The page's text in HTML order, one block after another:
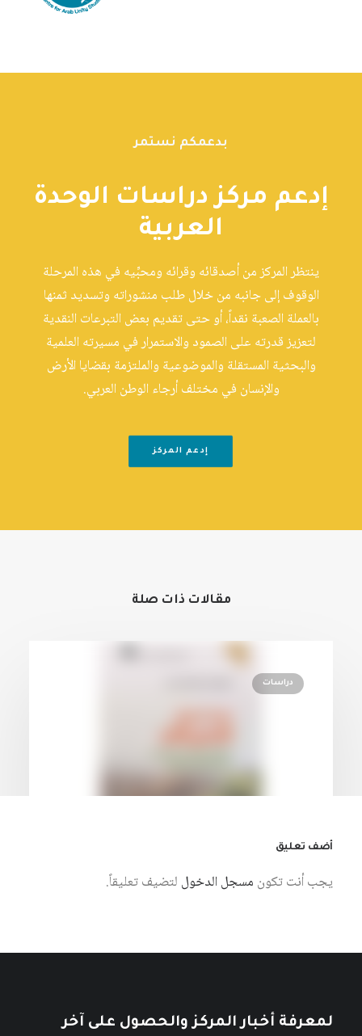
بدعمكم نستمر
إدعم مركز دراسات الوحدة
العربية
ينتظر المركز من أصدقائه وقرائه ومحبِّيه في هذه المرحلة
الوقوف إلى جانبه من خلال طلب منشوراته وتسديد ثمنها
بالعملة الصعبة نقداً، أو حتى تقديم بعض التبرعات النقدية
لتعزيز قدرته على الصمود والاستمرار في مسيرته العلمية
والبحثية المستقلة والموضوعية والملتزمة بقضايا الأرض
والإنسان في مختلف أرجاء الوطن العربي.
إدعم المركز
مقالات ذات صلة
دراسات
7 أغسطس، 2026
أضف تعليق
يجب أنت تكون مسجل الدخول لتضيف تعليقاً.
لمعرفة أخبار المركز والحصول على آخر